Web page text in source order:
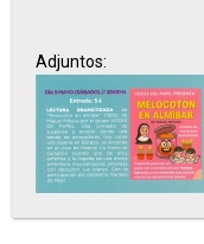
Adjuntos: